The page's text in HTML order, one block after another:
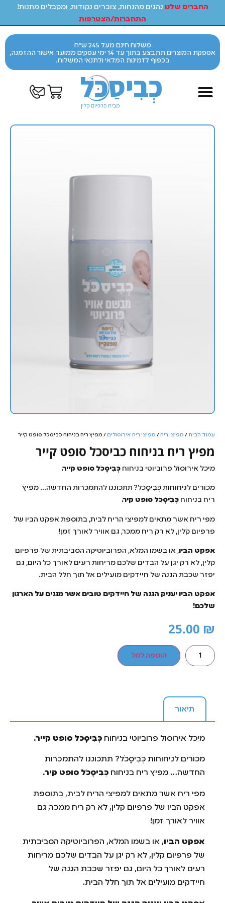
החברים שלנו נהנים מהנחות, צוברים נקודות, ומקבלים מתנות!
התחברות/הצטרפות
משלוח חינם מעל 245 ש"ח
אספקת המוצרים תתבצע בתוך עד 14 ימי עסקים ממועד אישור ההזמנה,
בכפוף לזמינות המלאי ולתנאי המשלוח.
עמוד הבית/ מפיצי ריח/ מפיצי ריח אירוסולים/ מפיץ ריח בניחוח כביסכל סופט קייר
מפיץ ריח בניחוח כביסכל סופט קייר
מיכל אירוסול פרוביוטי בניחוח כְּבִיסָכֹל סופט קייר.
מכורים לניחוחות כְּבִיסָכֹל? תתכוננו להתמכרות החדשה… מפיץ
ריח בניחוח כְּבִיסָכֹל סופט קיר.
מפי ריח אשר מתאים למפיצי הריח לבית, בתוספת אפקט הביו של
פרפיום קלין, לא רק ריח ממכר, גם אוויר לאורך זמן!
אפקט הביו, או בשמו המלא, הפרוביוטיקה הסביבתית של פרפיום
קלין, לא רק יגן על הבדים שלכם מריחות רעים לאורך כל היום, גם
יפזר שכבת הגנה של חיידקים מועילים אל תוך חלל הבית.
אפקט הביו יעניק הגנה של חיידקים טובים אשר מגנים על הארגון
שלכם!
25.00 ₪
הוספה לסל
תיאור
מיכל אירוסול פרוביוטי בניחוח כְּבִיסָכֹל סופט קייר.
מכורים לניחוחות כְּבִיסָכֹל? תתכוננו להתמכרות
החדשה… מפיץ ריח בניחוח כְּבִיסָכֹל סופט קיר.
מפי ריח אשר מתאים למפיצי הריח לבית, בתוספת
אפקט הביו של פרפיום קלין, לא רק ריח ממכר, גם
אוויר לאורך זמן!
אפקט הביו, או בשמו המלא, הפרוביוטיקה הסביבתית
של פרפיום קלין, לא רק יגן על הבדים שלכם מריחות
רעים לאורך כל היום, גם יפזר שכבת הגנה של
חיידקים מועילים אל תוך חלל הבית.